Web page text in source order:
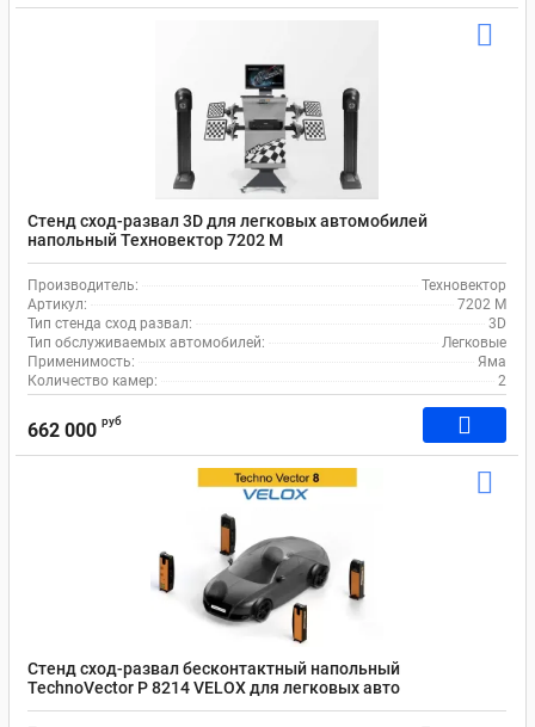
Стенд сход-развал 3D для легковых автомобилей
напольный Техновектор 7202 M
Производитель:
Техновектор
Артикул:
7202 M
Тип стенда сход развал:
3D
Тип обслуживаемых автомобилей:
Легковые
Применимость:
Яма
Количество камер:
2
662 000 руб
Стенд сход-развал бесконтактный напольный
TechnoVector P 8214 VELOX для легковых авто